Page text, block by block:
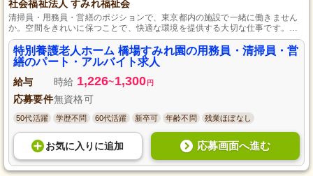
社会福祉法人 すみれ福祉会
清掃員・用務員・営繕のポジションで、東京都内の施設で一緒に働きません
か。空間をきれいに保つことで、快適な環境を提供する大切な仕事です。ボ
ーナス制度あり、昇給も期待でき、交通費支給で安心して長く働ける体制が
整っています。
特別養護老人ホーム 橋場すみれ園の用務員・清掃員・営
繕のパート・アルバイト求人
給与 時給 1,226~1,300 円
応募要件無資格可
50代活躍 学歴不問 60代活躍 新卒可 年齢不問 残業ほぼなし
お気に入り に追加 応募画面へ進む